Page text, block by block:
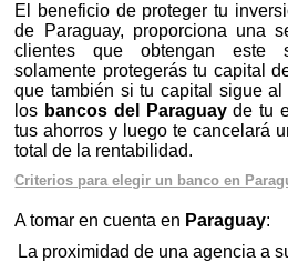
El beneficio de proteger tu
de Paraguay, proporciona una
clientes que obtengan este
solamente protegerás tu capital
que también si tu capital sigue
los bancos del Paraguayde tu
tus ahorros y luego te cancelará
total de la rentabilidad.
Criterios para elegir un banco en
A tomar en cuenta en Paraguay:
La proximidad de una agencia a